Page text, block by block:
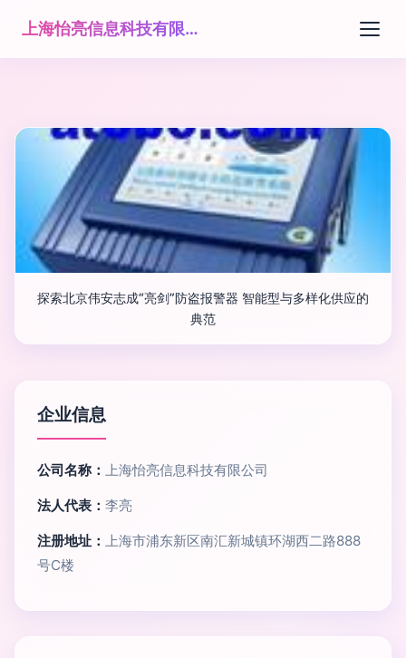
上海怡亮信息科技有限公司
探索北京伟安志成“亮剑”防盗报警器 智能型与多样化供应的
典范
企业信息
公司名称： 上海怡亮信息科技有限公司
法人代表： 李亮
注册地址： 上海市浦东新区南汇新城镇环湖西二路888
号C楼